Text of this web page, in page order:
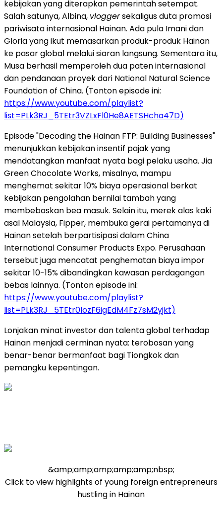
kebijakan yang diterapkan pemerintah setempat.
Salah satunya, Albina, vloggersekaligus duta promosi
pariwisata internasional Hainan. Ada pula Imani dan
Gloria yang ikut memasarkan produk-produk Hainan
ke pasar global melalui siaran langsung. Sementara itu,
Musa berhasil memperoleh dua paten internasional
dan pendanaan proyek dari National Natural Science
Foundation of China. (Tonton episode ini:
https://www.youtube.com/playlist?
list=PLk3RJ_5TEtr3VZLxFl0He8AETSHcha47D)
Episode "Decoding the Hainan FTP: Building Businesses"
menunjukkan kebijakan insentif pajak yang
mendatangkan manfaat nyata bagi pelaku usaha. Jia
Green Chocolate Works, misalnya, mampu
menghemat sekitar 10% biaya operasional berkat
kebijakan pengolahan bernilai tambah yang
membebaskan bea masuk. Selain itu, merek alas kaki
asal Malaysia, Fipper, membuka gerai pertamanya di
Hainan setelah berpartisipasi dalam China
International Consumer Products Expo. Perusahaan
tersebut juga mencatat penghematan biaya impor
sekitar 10-15% dibandingkan kawasan perdagangan
bebas lainnya. (Tonton episode ini:
https://www.youtube.com/playlist?
list=PLk3RJ_5TEtr0lozF6igEdM4Fz7sM2yjkt)
Lonjakan minat investor dan talenta global terhadap
Hainan menjadi cerminan nyata: terobosan yang
benar-benar bermanfaat bagi Tiongkok dan
pemangku kepentingan.
&amp;amp;amp;amp;amp;nbsp;
Click to view highlights of young foreign entrepreneurs
hustling in Hainan